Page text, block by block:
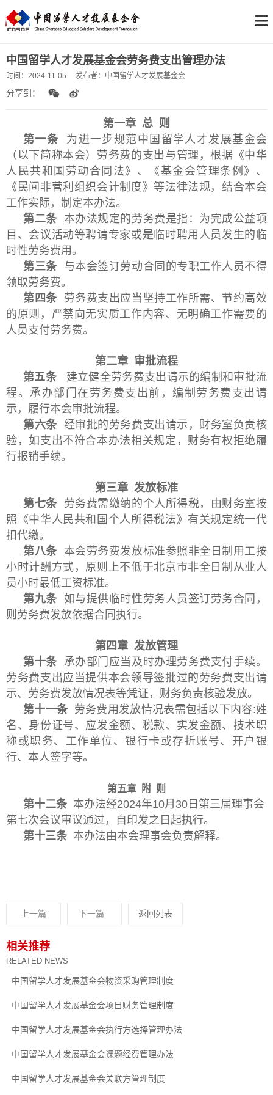
中国留学人才发展基金会劳务费支出管理办法
时间： 2024-11-05 发布者： 中国留学人才发展基金会
分享到：
第一章 总 则
第一条 为进一步规范中国留学人才发展基金会
（以下简称本会）劳务费的支出与管理，根据《中华
人民共和国劳动合同法》、《基金会管理条例》、
《民间非营利组织会计制度》等法律法规，结合本会
工作实际，制定本办法。
第二条 本办法规定的劳务费是指：为完成公益项
目、会议活动等聘请专家或是临时聘用人员发生的临
时性劳务费用。
第三条 与本会签订劳动合同的专职工作人员不得
领取劳务费。
第四条 劳务费支出应当坚持工作所需、节约高效
的原则，严禁向无实质工作内容、无明确工作需要的
人员支付劳务费。
第二章 审批流程
第五条 建立健全劳务费支出请示的编制和审批流
程。承办部门在劳务费支出前，编制劳务费支出请
示，履行本会审批流程。
第六条 经审批的劳务费支出请示，财务室负责核
验，如支出不符合本办法相关规定，财务有权拒绝履
行报销手续。
第三章 发放标准
第七条 劳务费需缴纳的个人所得税，由财务室按
照《中华人民共和国个人所得税法》有关规定统一代
扣代缴。
第八条 本会劳务费发放标准参照非全日制用工按
小时计酬方式，原则上不低于北京市非全日制从业人
员小时最低工资标准。
第九条 如与提供临时性劳务人员签订劳务合同，
则劳务费发放依据合同执行。
第四章 发放管理
第十条 承办部门应当及时办理劳务费支付手续。
劳务费支出应当提供本会领导签批过的劳务费支出请
示、劳务费发放情况表等凭证，财务负责核验发放。
第十一条 劳务费用发放情况表需包括以下内容:姓
名、身份证号、应发金额、税款、实发金额、技术职
称或职务、工作单位、银行卡或存折账号、开户银
行、本人签字等。
第五章 附 则
第十二条 本办法经2024年10月30日第三届理事会
第七次会议审议通过，自印发之日起执行。
第十三条 本办法由本会理事会负责解释。
上一篇 下一篇 返回列表
相关推荐
RELATED NEWS
中国留学人才发展基金会物资采购管理制度
中国留学人才发展基金会项目财务管理制度
中国留学人才发展基金会执行方选择管理办法
中国留学人才发展基金会课题经费管理办法
中国留学人才发展基金会关联方管理制度